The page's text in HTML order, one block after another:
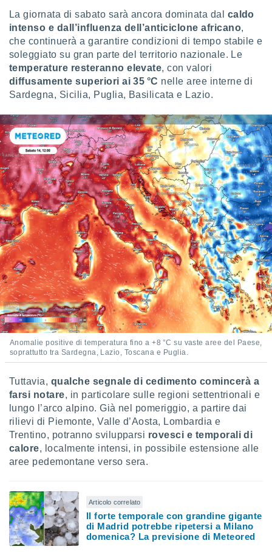
cookie
sito
il
dei
su
e/o
dati
la
della
creare
la
profili
per
degli
dei
o la
di
La giornata di sabato sarà ancora dominata dal caldo
intenso e dall’influenza dell’anticiclone africano,
che continuerà a garantire condizioni di tempo stabile e
soleggiato su gran parte del territorio nazionale. Le
temperature resteranno elevate, con valori
diffusamente superiori ai 35 °C nelle aree interne di
Sardegna, Sicilia, Puglia, Basilicata e Lazio.
Anomalie positive di temperatura fino a +8 °C su vaste aree del Paese,
soprattutto tra Sardegna, Lazio, Toscana e Puglia.
Tuttavia, qualche segnale di cedimento comincerà a
farsi notare, in particolare sulle regioni settentrionali e
lungo l’arco alpino. Già nel pomeriggio, a partire dai
rilievi di Piemonte, Valle d’Aosta, Lombardia e
Trentino, potranno svilupparsi rovesci e temporali di
calore, localmente intensi, in possibile estensione alle
aree pedemontane verso sera.
Articolo correlato
Il forte temporale con grandine gigante
di Madrid potrebbe ripetersi a Milano
domenica? La previsione di Meteored